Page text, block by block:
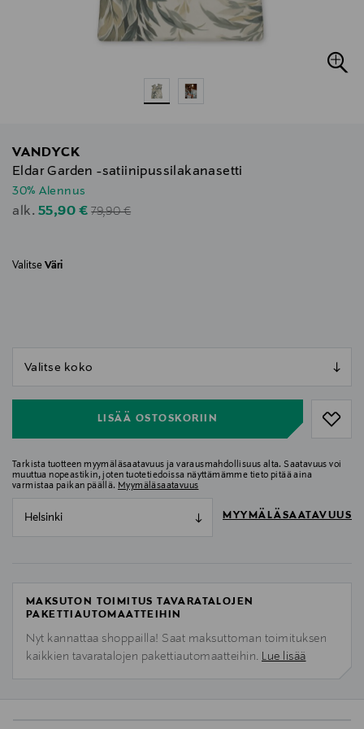
VANDYCK
Eldar Garden -satiinipussilakanasetti
30% Alennus
alk. Discounted Price
55,90 €Original Price
79,90 €
Valitse Väri
LISÄÄ OSTOSKORIIN
Tarkista tuotteen myymäläsaatavuus ja varausmahdollisuus alta. Saatavuus voi
muuttua nopeastikin, joten tuotetiedoissa näyttämämme tieto pitää aina
varmistaa paikan päällä. Myymäläsaatavuus
Helsinki MYYMÄLÄSAATAVUUS
MAKSUTON TOIMITUS TAVARATALOJEN
PAKETTIAUTOMAATTEIHIN
Nyt kannattaa shoppailla! Saat maksuttoman toimituksen
kaikkien tavaratalojen pakettiautomaatteihin. Lue lisää